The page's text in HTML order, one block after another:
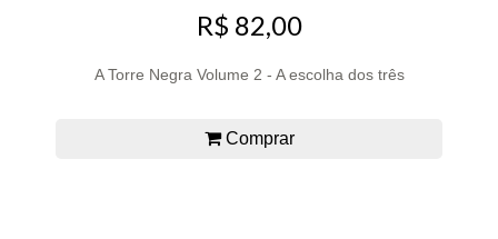
R$ 82,00
A Torre Negra Volume 2 - A escolha dos três
Comprar